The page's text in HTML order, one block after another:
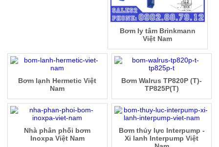
Bơm ly tâm Brinkmann
Việt Nam
Bơm Walrus TP820P (T)-
TP825P(T)
Bơm lạnh Hermetic Việt
Nam
Bơm thủy lực Interpump -
Xi lanh Interpump Việt
Nhà phân phối bơm
Inoxpa Việt Nam